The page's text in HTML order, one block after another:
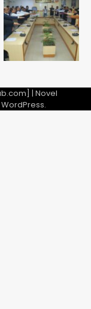
| Novel
WordPress.